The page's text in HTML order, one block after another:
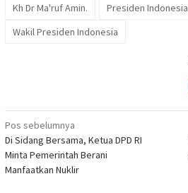
Kh Dr Ma'ruf Amin.
Presiden Indonesia
Wakil Presiden Indonesia
Navigasi
pos
Pos sebelumnya
Di Sidang Bersama, Ketua DPD RI
Minta Pemerintah Berani
Manfaatkan Nuklir